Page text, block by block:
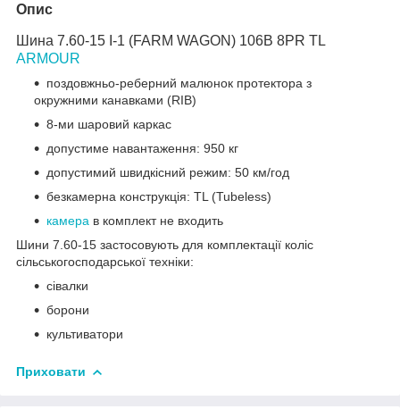
Опис
Шина 7.60-15 I-1 (FARM WAGON) 106B 8PR TL
ARMOUR
поздовжньо-реберний малюнок протектора з
окружними канавками (RIB)
8-ми шаровий каркас
допустиме навантаження: 950 кг
допустимий швидкісний режим: 50 км/год
безкамерна конструкція: TL (Tubeless)
камера в комплект не входить
Шини 7.60-15 застосовують для комплектації коліс
сільськогосподарської техніки:
сівалки
борони
культиватори
Приховати